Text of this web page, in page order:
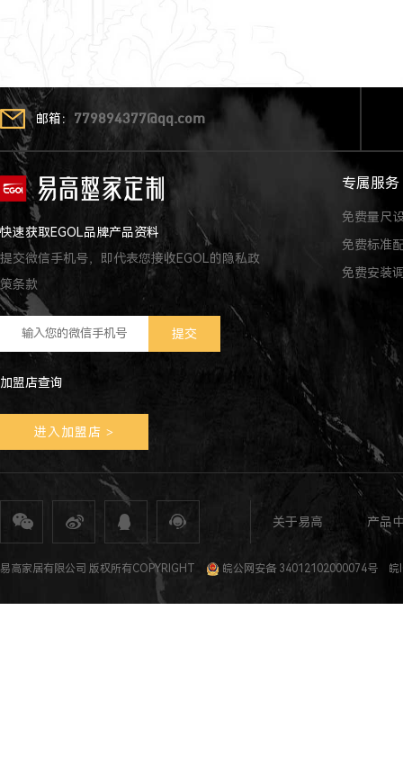
邮箱： 779894377@qq.com
快速获取EGOL品牌产品资料
提交微信手机号，即代表您接收EGOL的隐私政
策条款
加盟店查询
进入加盟店 >
专属服务
免费量尺
免费标准
免费安装
关于易高 产品
全屋定制 定制家具 整体家居 衣柜定制 橱柜定制 全屋定制加盟 全屋整装 全屋定制
易高家居有限公司 版权所有COPYRIGHT 皖公网安备 34012102000074号 皖